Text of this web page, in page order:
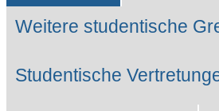
Weitere studentische
Studentische